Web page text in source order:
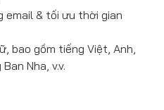
email & tối ưu thời gian
bao gồm tiếng Việt, Anh,
Nha, v.v.